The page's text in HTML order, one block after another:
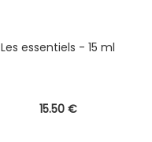
Les essentiels - 15 ml
15.50 €